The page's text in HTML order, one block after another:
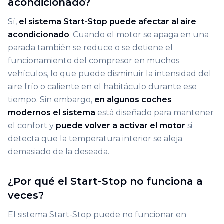
acondicionado?
Sí, el sistema Start-Stop puede afectar al aire
acondicionado. Cuando el motor se apaga en una
parada también se reduce o se detiene el
funcionamiento del compresor en muchos
vehículos, lo que puede disminuir la intensidad del
aire frío o caliente en el habitáculo durante ese
tiempo. Sin embargo, en algunos coches
modernos el sistema está diseñado para mantener
el confort y puede volver a activar el motor si
detecta que la temperatura interior se aleja
demasiado de la deseada.
¿Por qué el Start-Stop no funciona a
veces?
El sistema Start-Stop puede no funcionar en